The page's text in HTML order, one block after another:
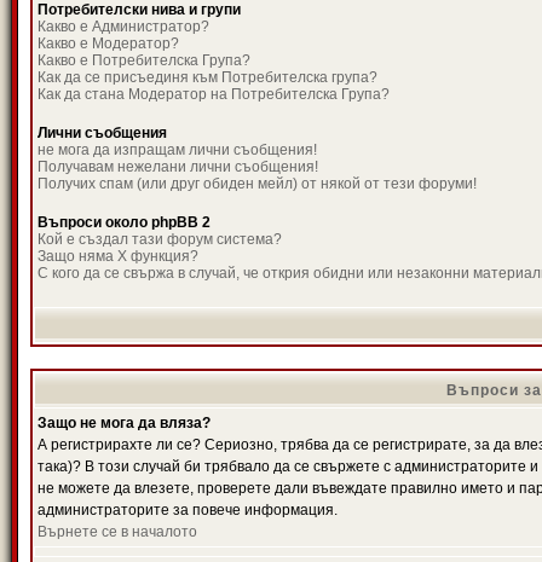
Потребителски нива и групи
Какво е Администратор?
Какво е Модератор?
Какво е Потребителска Група?
Как да се присъединя към Потребителска група?
Как да стана Модератор на Потребителска Група?
Лични съобщения
не мога да изпращам лични съобщения!
Получавам нежелани лични съобщения!
Получих спам (или друг обиден мейл) от някой от тези форуми!
Въпроси около phpBB 2
Кой е създал тази форум система?
Защо няма X функция?
С кого да се свържа в случай, че открия обидни или незаконни
Въпроси
Защо не мога да вляза?
А регистрирахте ли се? Сериозно, трябва да се регистрирате, за да
така)? В този случай би трябвало да се свържете с администраторите
не можете да влезете, проверете дали въвеждате правилно името и
администраторите за повече информация.
Върнете се в началото